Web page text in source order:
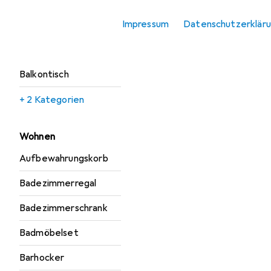
Impressum
Balkontisch
+ 2 Kategorien
Wohnen
Aufbewahrungskorb
Badezimmerregal
Badezimmerschrank
Badmöbelset
Barhocker